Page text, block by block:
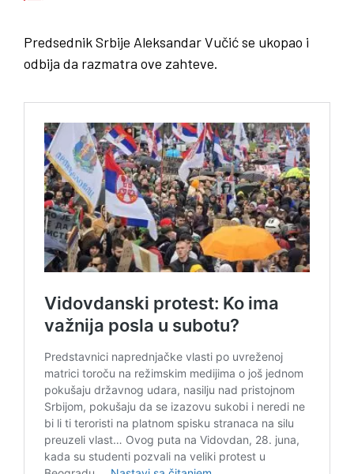
Predsednik Srbije Aleksandar Vučić se ukopao i
odbija da razmatra ove zahteve.